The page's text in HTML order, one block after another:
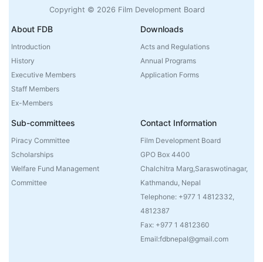
Copyright © 2026 Film Development Board
About FDB
Introduction
History
Executive Members
Staff Members
Ex-Members
Downloads
Acts and Regulations
Annual Programs
Application Forms
Sub-committees
Piracy Committee
Scholarships
Welfare Fund Management
Committee
Contact Information
Film Development Board
GPO Box 4400
Chalchitra Marg,Saraswotinagar,
Kathmandu, Nepal
Telephone: +977 1 4812332,
4812387
Fax: +977 1 4812360
Email:fdbnepal@gmail.com